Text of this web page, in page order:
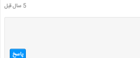
5 سال قبل
پاسخ